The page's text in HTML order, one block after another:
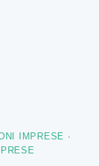
IMPRESE ·